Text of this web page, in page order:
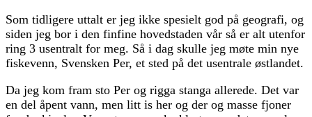
Som tidligere uttalt er jeg ikke spesielt god på geografi, og
siden jeg bor i den finfine hovedstaden vår så er alt utenfor
ring 3 usentralt for meg. Så i dag skulle jeg møte min nye
fiskevenn, Svensken Per, et sted på det usentrale østlandet.
Da jeg kom fram sto Per og rigga stanga allerede. Det var
en del åpent vann, men litt is her og der og masse fjoner